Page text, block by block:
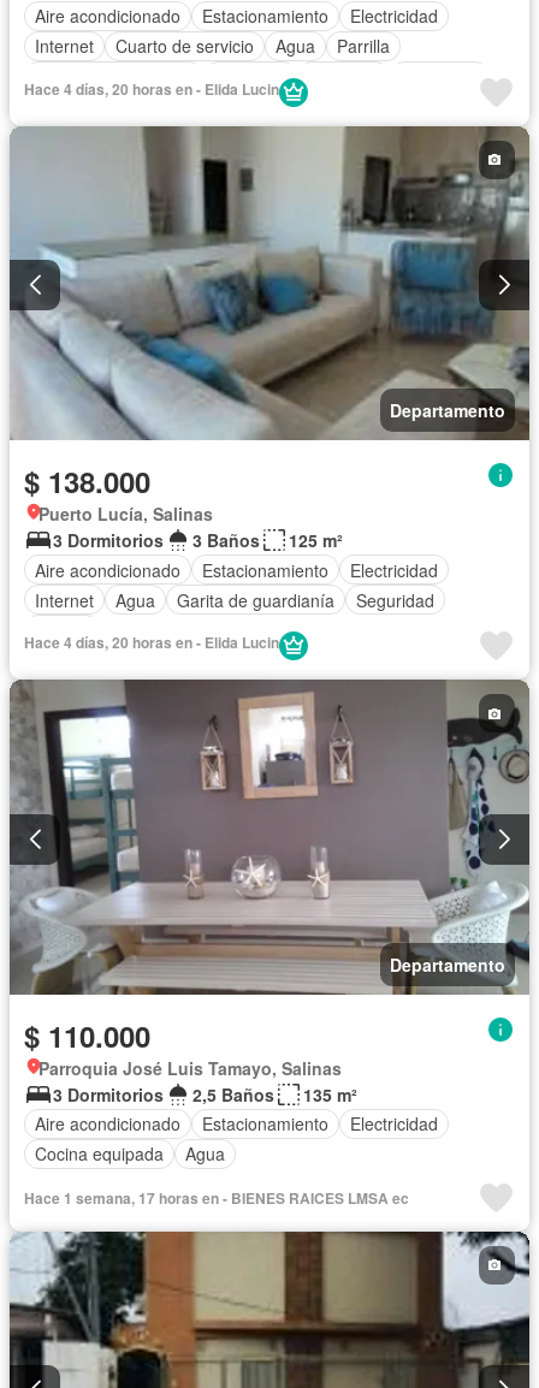
Aire acondicionado
Estacionamiento
Electricidad
Internet
Cuarto de servicio Agua
Parrilla
Gimnasio
Hace 4 días, 20 horas en - Elida Lucin
Departamento
$ 138.000
Puerto Lucía, Salinas
3 Dormitorios
3 Baños
125 m²
Aire acondicionado
Estacionamiento
Electricidad
Internet
Agua Garita de guardianía
Seguridad
Hace 4 días, 20 horas en - Elida Lucin
Departamento
$ 110.000
Parroquia José Luis Tamayo, Salinas
3 Dormitorios
2,5 Baños
135 m²
Aire acondicionado
Estacionamiento
Electricidad
Cocina equipada
Agua
Hace 1 semana, 17 horas en - BIENES RAICES LMSA ec